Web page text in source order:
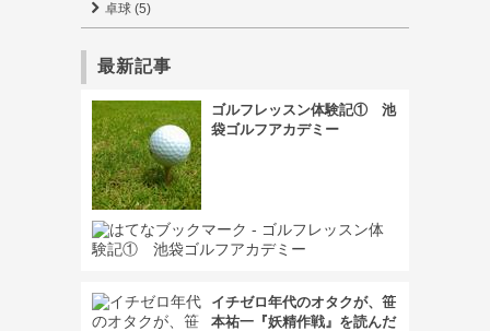
卓球 (5)
最新記事
ゴルフレッスン体験記① 池
袋ゴルフアカデミー
イチゼロ年代のオタクが、笹
本祐一『妖精作戦』を読んだ